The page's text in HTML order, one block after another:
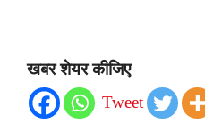
खबर शेयर कीजिए
Tweet